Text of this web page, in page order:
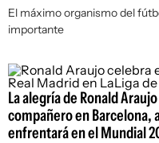
El máximo organismo del
importante
La alegría de Ronald
compañero en Barcelona,
enfrentará en el Mundial